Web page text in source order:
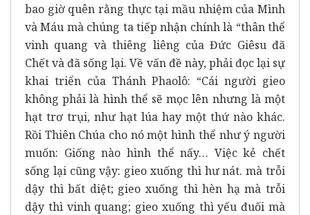
bao giờ quên rằng thực tại mầu nhiệm của Mình
và Máu mà chúng ta tiếp nhận chính là “thân thể
vinh quang và thiêng liêng của Đức Giêsu đã
Chết và đã sống lại. Về vấn đề này, phải đọc lại sự
khai triển của Thánh Phaolô: “Cái người gieo
không phải là hình thể sẽ mọc lên nhưng là một
hạt trơ trụi, như hạt lúa hay một thứ nào khác.
Rồi Thiên Chúa cho nó một hình thể như ý người
muốn: Giống nào hình thể nấy… Việc kẻ chết
sống lại cũng vậy: gieo xuống thì hư nát. mà trỗi
dậy thì bất diệt; gieo xuống thì hèn hạ mà trỗi
dậy thì vinh quang; gieo xuống thì yếu đuối mà